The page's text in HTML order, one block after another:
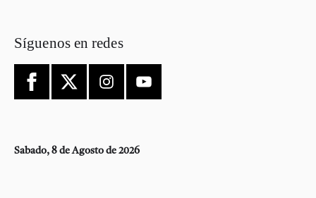
Síguenos en redes
Sabado, 8 de Agosto de 2026